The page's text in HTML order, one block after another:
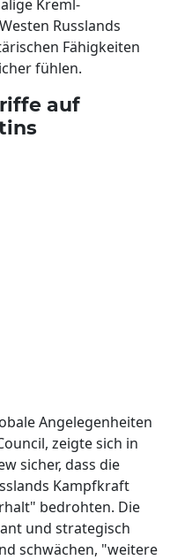
Kreml-
Russlands
Fähigkeiten
fühlen.
auf
Angelegenheiten
zeigte sich in
sicher, dass die
Kampfkraft
bedrohten. Die
und strategisch
schwächen, "weitere